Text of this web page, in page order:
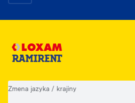
Zmena jazyka / krajiny